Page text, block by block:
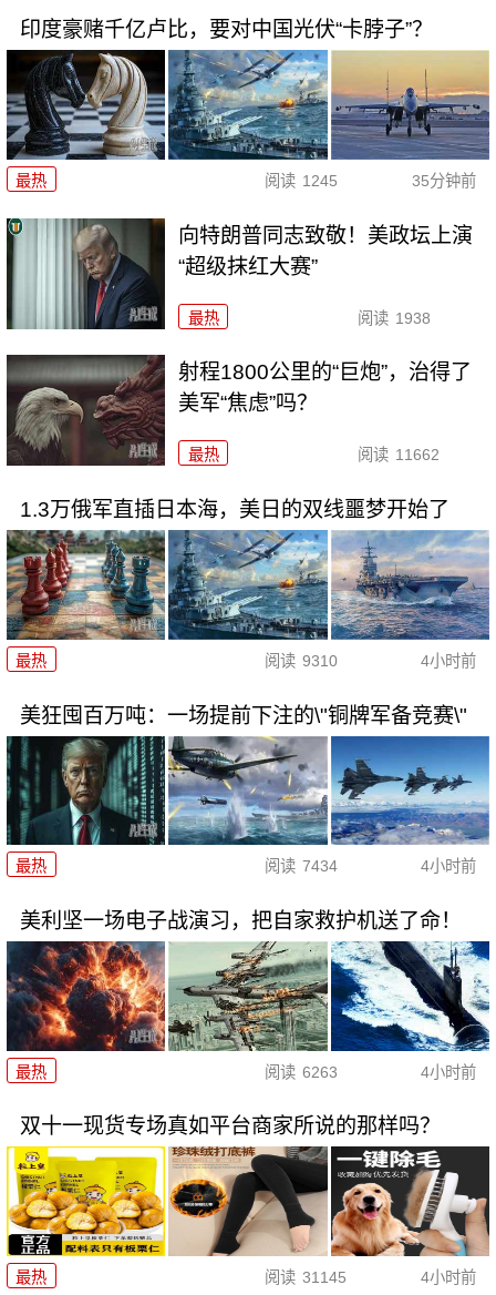
印度豪赌千亿卢比，要对中国光伏“卡脖子”？
最热 阅读 1245 35分钟前
向特朗普同志致敬！美政坛上演
“超级抹红大赛”
最热 阅读 1938
射程1800公里的“巨炮”，治得了
美军“焦虑”吗？
最热 阅读 11662
1.3万俄军直插日本海，美日的双线噩梦开始了
最热 阅读 9310 4小时前
美狂囤百万吨：一场提前下注的\"铜牌军备竞赛\"
最热 阅读 7434 4小时前
美利坚一场电子战演习，把自家救护机送了命！
最热 阅读 6263 4小时前
双十一现货专场真如平台商家所说的那样吗？
最热 阅读 31145 4小时前